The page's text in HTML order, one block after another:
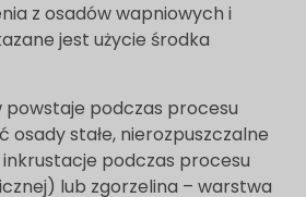
z osadów wapniowych i
jest użycie środka
powstaje podczas procesu
osady stałe, nierozpuszczalne
podczas procesu
lub zgorzelina – warstwa